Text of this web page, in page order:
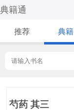
典籍通
推荐 典籍
芍药 其三